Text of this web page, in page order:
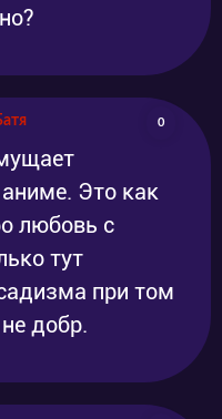
0
Это как
любовь с
тут
при том
добр.